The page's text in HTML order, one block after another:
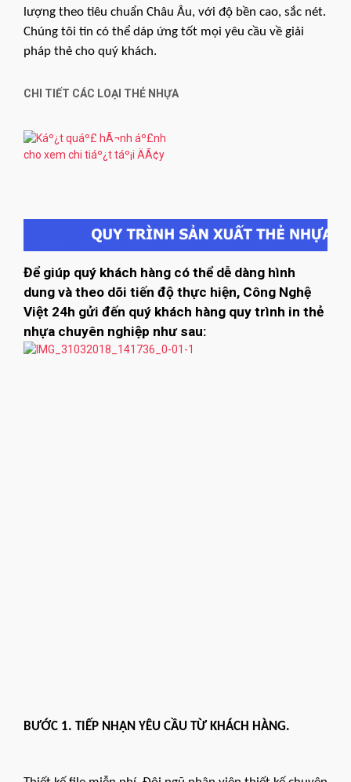
lượng theo tiêu chuẩn Châu Âu, với độ bền cao, sắc nét.
Chúng tôi tin có thể dáp ứng tốt mọi yêu cầu về giải
pháp thẻ cho quý khách.
CHI TIẾT CÁC LOẠI THẺ NHỰA
Để giúp quý khách hàng có thể dễ dàng hình
dung và theo dõi tiến độ thực hiện, Công Nghệ
Việt 24h gửi đến quý khách hàng quy trình in thẻ
nhựa chuyên nghiệp như sau:
BƯỚC 1. TIẾP NHẬN YÊU CẦU TỪ KHÁCH HÀNG.